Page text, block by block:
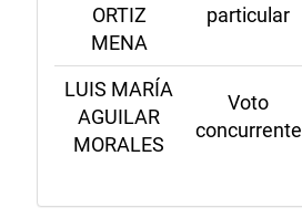
ORTIZ
MENA
particular
LUIS MARÍA
AGUILAR
MORALES
Voto
concurrente